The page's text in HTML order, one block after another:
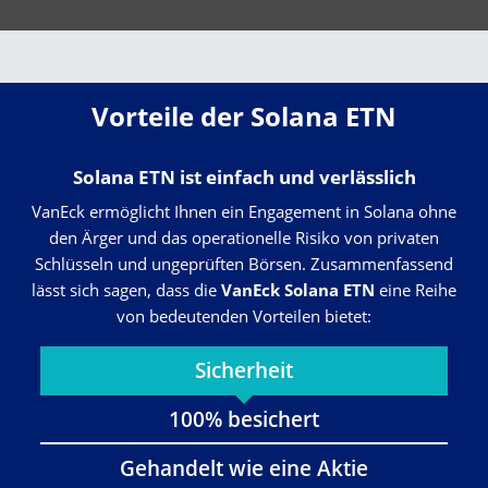
Vorteile der Solana ETN
Solana ETN ist einfach und verlässlich
VanEck ermöglicht Ihnen ein Engagement in Solana ohne
den Ärger und das operationelle Risiko von privaten
Schlüsseln und ungeprüften Börsen. Zusammenfassend
lässt sich sagen, dass die VanEck Solana ETN eine Reihe
von bedeutenden Vorteilen bietet:
Sicherheit
100% besichert
Gehandelt wie eine Aktie